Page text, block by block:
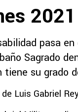
2021
pasa
Sagrado
su grado
Luis Gabriel